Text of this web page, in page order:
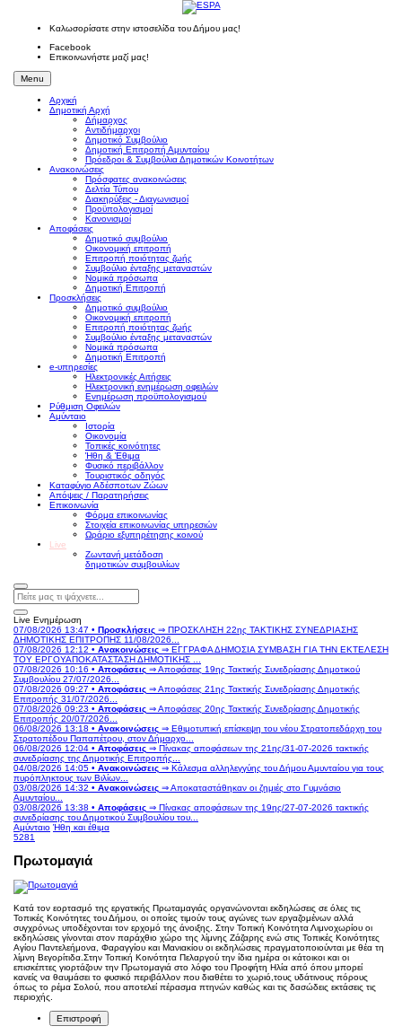
Καλωσορίσατε στην ιστοσελίδα του Δήμου μας!
Facebook
Επικοινωνήστε μαζί μας!
Menu
Αρχική
Δημοτική Αρχή
Δήμαρχος
Αντιδήμαρχοι
Δημοτικό Συμβούλιο
Δημοτική Επιτροπή Αμυνταίου
Πρόεδροι & Συμβούλια Δημοτικών Κοινοτήτων
Ανακοινώσεις
Πρόσφατες ανακοινώσεις
Δελτία Τύπου
Διακηρύξεις - Διαγωνισμοί
Προϋπολογισμοί
Κανονισμοί
Αποφάσεις
Δημοτικό συμβούλιο
Οικονομική επιτροπή
Επιτροπή ποιότητας ζωής
Συμβούλιο ένταξης μεταναστών
Νομικά πρόσωπα
Δημοτική Επιτροπή
Προσκλήσεις
Δημοτικό συμβούλιο
Οικονομική επιτροπή
Επιτροπή ποιότητας ζωής
Συμβούλιο ένταξης μεταναστών
Νομικά πρόσωπα
Δημοτική Επιτροπή
e-υπηρεσίες
Ηλεκτρονικές Αιτήσεις
Ηλεκτρονική ενημέρωση οφειλών
Ενημέρωση προϋπολογισμού
Ρύθμιση Οφειλών
Αμύνταιο
Ιστορία
Οικονομία
Τοπικές κοινότητες
Ήθη & Έθιμα
Φυσικό περιβάλλον
Τουριστικός οδηγός
Καταφύγιο Αδέσποτων Ζώων
Απόψεις / Παρατηρήσεις
Επικοινωνία
Φόρμα επικοινωνίας
Στοιχεία επικοινωνίας υπηρεσιών
Ωράριο εξυπηρέτησης κοινού
Live
Ζωντανή μετάδοση
δημοτικών συμβουλίων
Live Ενημέρωση
07/08/2026 13:47 • Προσκλήσεις ⇒ ΠΡΟΣΚΛΗΣΗ 22ης ΤΑΚΤΙΚΗΣ ΣΥΝΕΔΡΙΑΣΗΣ
ΔΗΜΟΤΙΚΗΣ ΕΠΙΤΡΟΠΗΣ 11/08/2026...
07/08/2026 12:12 • Ανακοινώσεις ⇒ ΕΓΓΡΑΦΑ ΔΗΜΟΣΙΑ ΣΥΜΒΑΣΗ ΓΙΑ ΤΗΝ ΕΚΤΕΛΕΣΗ
ΤΟΥ ΕΡΓΟΥΑΠΟΚΑΤΑΣΤΑΣΗ ΔΗΜΟΤΙΚΗΣ ...
07/08/2026 10:16 • Αποφάσεις ⇒ Αποφάσεις 19ης Τακτικής Συνεδρίασης Δημοτικού
Συμβουλίου 27/07/2026...
07/08/2026 09:27 • Αποφάσεις ⇒ Αποφάσεις 21ης Τακτικής Συνεδρίασης Δημοτικής
Επιτροπής 31/07/2026...
07/08/2026 09:23 • Αποφάσεις ⇒ Αποφάσεις 20ης Τακτικής Συνεδρίασης Δημοτικής
Επιτροπής 20/07/2026...
06/08/2026 13:18 • Ανακοινώσεις ⇒ Εθιμοτυπική επίσκεψη του νέου Στρατοπεδάρχη του
Στρατοπέδου Παπαπέτρου, στον Δήμαρχο...
06/08/2026 12:04 • Αποφάσεις ⇒ Πίνακας αποφάσεων της 21ης/31-07-2026 τακτικής
συνεδρίασης της Δημοτικής Επιτροπής...
04/08/2026 14:05 • Ανακοινώσεις ⇒ Κάλεσμα αλληλεγγύης του Δήμου Αμυνταίου για τους
πυρόπληκτους των Βιλίων...
03/08/2026 14:32 • Ανακοινώσεις ⇒ Αποκαταστάθηκαν οι ζημιές στο Γυμνάσιο
Αμυνταίου...
03/08/2026 13:38 • Αποφάσεις ⇒ Πίνακας αποφάσεων της 19ης/27-07-2026 τακτικής
συνεδρίασης του Δημοτικού Συμβουλίου του...
Αμύνταιο Ήθη και έθιμα
5281
Πρωτομαγιά
Κατά τον εορτασμό της εργατικής Πρωταμαγιάς οργανώνονται εκδηλώσεις σε όλες τις
Τοπικές Κοινότητες του Δήμου, οι οποίες τιμούν τους αγώνες των εργαζομένων αλλά
συγχρόνως υποδέχονται τον ερχομό της άνοιξης. Στην Τοπική Κοινότητα Λιμνοχωρίου οι
εκδηλώσεις γίνονται στον παράχθιο χώρο της λίμνης Ζάζαρης ενώ στις Τοπικές Κοινότητες
Αγίου Παντελεήμονα, Φαραγγίου και Μανιακίου οι εκδηλώσεις πραγματοποιούνται με θέα τη
λίμνη Βεγορίτιδα.Στην Τοπική Κοινότητα Πελαργού την ίδια ημέρα οι κάτοικοι και οι
επισκέπτες γιορτάζουν την Πρωτομαγιά στο λόφο του Προφήτη Ηλία από όπου μπορεί
κανείς να θαυμάσει το φυσικό περιβάλλον που διαθέτει το χωριό,τους υδάτινους πόρους
όπως το ρέμα Σολού, που αποτελεί πέρασμα πτηνών καθώς και τις δασώδεις εκτάσεις τις
περιοχής.
Επιστροφή